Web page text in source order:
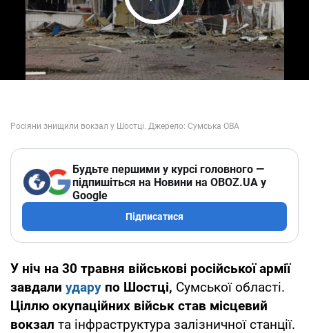
Play Video
Будьте першими у курсі головного —
підпишіться на Новини на OBOZ.UA у
Google
Підписатися
У ніч на 30 травня військові російської армії
завдали удару по Шостці, Сумської області.
Ціллю окупаційних військ став місцевий
вокзал та інфраструктура залізничної станції.